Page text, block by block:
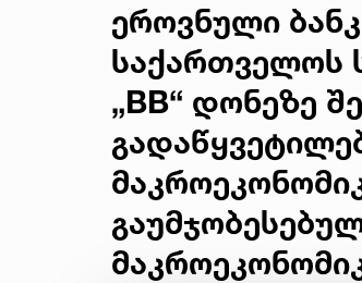
ეროვნული
საქართველოს
„BB“ დონეზე